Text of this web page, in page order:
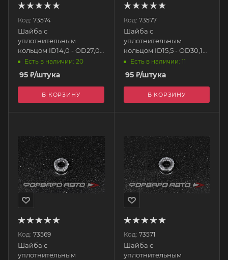
Код: 73574
Шайба с
уплотнительным
кольцом ID14,0 - OD27,0
AB88
Есть в наличии: 20
95 ₽/штука
В КОРЗИНУ
Код: 73577
Шайба с
уплотнительным
кольцом ID15,5 - OD30,1
AB88
Есть в наличии: 11
95₽/штука
В КОРЗИНУ
Код: 73569
Шайба с
уплотнительным
Код: 73571
Шайба с
уплотнительным